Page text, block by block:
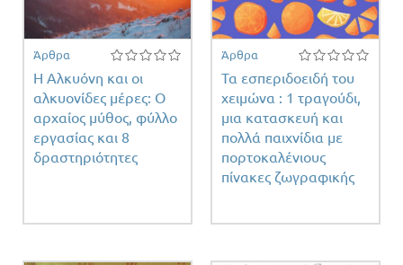
Άρθρα
Η Αλκυόνη και οι
αλκυονίδες μέρες: Ο
αρχαίος μύθος, φύλλο
εργασίας και 8
δραστηριότητες
Άρθρα
Τα εσπεριδοειδή του
χειμώνα : 1 τραγούδι,
μια κατασκευή και
πολλά παιχνίδια με
πορτοκαλένιους
πίνακες ζωγραφικής